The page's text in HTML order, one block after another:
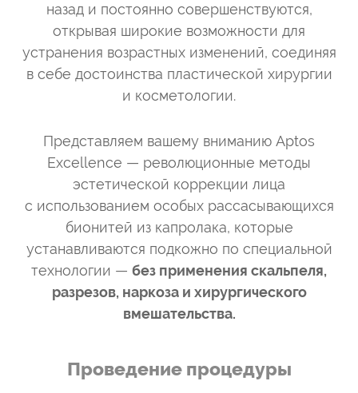
назад и постоянно совершенствуются,
открывая широкие возможности для
устранения возрастных изменений, соединяя
в себе достоинства пластической хирургии
и косметологии.
Представляем вашему вниманию Aptos
Excellence — революционные методы
эстетической коррекции лица
с использованием особых рассасывающихся
бионитей из капролака, которые
устанавливаются подкожно по специальной
технологии — без применения скальпеля,
разрезов, наркоза и хирургического
вмешательства.
Проведение процедуры